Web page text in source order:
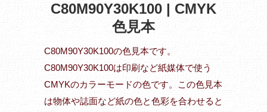
C80M90Y30K100 | CMYK
色見本
C80M90Y30K100の色見本です。
C80M90Y30K100は印刷など紙媒体で使う
CMYKのカラーモードの色です。この色見本
は物体や誌面など紙の色と色彩を合わせると